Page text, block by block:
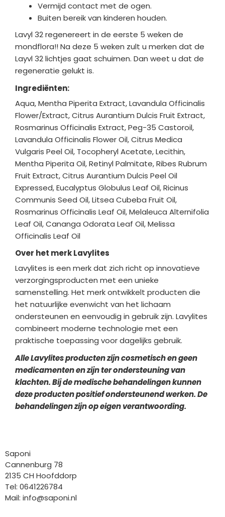
Vermijd contact met de ogen.
Buiten bereik van kinderen houden.
Lavyl 32 regenereert in de eerste 5 weken de
mondflora!! Na deze 5 weken zult u merken dat de
Layvl 32 lichtjes gaat schuimen. Dan weet u dat de
regeneratie gelukt is.
Ingrediënten:
Aqua, Mentha Piperita Extract, Lavandula Officinalis
Flower/Extract, Citrus Aurantium Dulcis Fruit Extract,
Rosmarinus Officinalis Extract, Peg-35 Castoroil,
Lavandula Officinalis Flower Oil, Citrus Medica
Vulgaris Peel Oil, Tocopheryl Acetate, Lecithin,
Mentha Piperita Oil, Retinyl Palmitate, Ribes Rubrum
Fruit Extract, Citrus Aurantium Dulcis Peel Oil
Expressed, Eucalyptus Globulus Leaf Oil, Ricinus
Communis Seed Oil, Litsea Cubeba Fruit Oil,
Rosmarinus Officinalis Leaf Oil, Melaleuca Alternifolia
Leaf Oil, Cananga Odorata Leaf Oil, Melissa
Officinalis Leaf Oil
Over het merk Lavylites
Lavylites is een merk dat zich richt op innovatieve
verzorgingsproducten met een unieke
samenstelling. Het merk ontwikkelt producten die
het natuurlijke evenwicht van het lichaam
ondersteunen en eenvoudig in gebruik zijn. Lavylites
combineert moderne technologie met een
praktische toepassing voor dagelijks gebruik.
Alle Lavylites producten zijn cosmetisch en geen
medicamenten en zijn ter ondersteuning van
klachten. Bij de medische behandelingen kunnen
deze producten positief ondersteunend werken. De
behandelingen zijn op eigen verantwoording.
Saponi
Cannenburg 78
2135 CH Hoofddorp
Tel: 0641226784
Mail: info@saponi.nl